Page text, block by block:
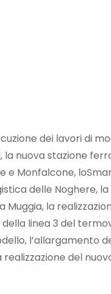
dei lavori di
nuova stazione
e Monfalcone,
delle Noghere,
Muggia, la
linea 3 del
l’allargamento
del